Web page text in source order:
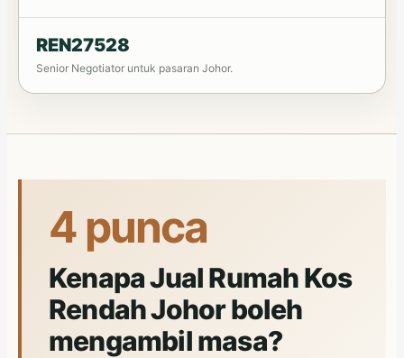
REN27528
Senior Negotiator untuk pasaran Johor.
4 punca
Kenapa Jual Rumah Kos
Rendah Johor boleh
mengambil masa?